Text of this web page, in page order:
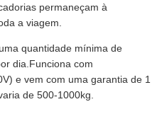
permaneçam à
a viagem.
quantidade mínima de
dia.Funciona com
e vem com uma garantia de 1
de 500-1000kg.